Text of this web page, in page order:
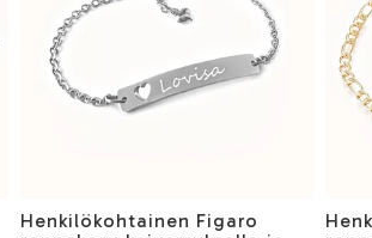
Henkilökohtainen Figaro